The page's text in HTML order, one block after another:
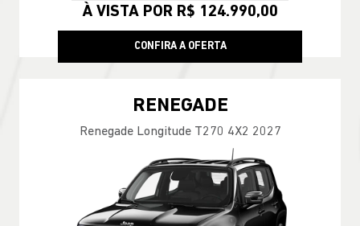
À VISTA POR R$ 124.990,00
CONFIRA A OFERTA
RENEGADE
Renegade Longitude T270 4X2 2027